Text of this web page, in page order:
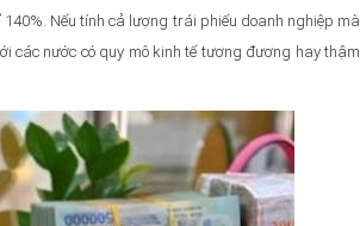
Nếu tính cả lượng trái phiếu doanh nghiệp mà
các nước có quy mô kinh tế tương đương hay thậm